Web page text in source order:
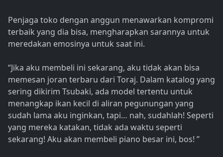
Penjaga toko dengan anggun menawarkan kompromi
terbaik yang dia bisa, mengharapkan sarannya untuk
meredakan emosinya untuk saat ini.
“Jika aku membeli ini sekarang, aku tidak akan bisa
memesan joran terbaru dari Toraj. Dalam katalog yang
sering dikirim Tsubaki, ada model tertentu untuk
menangkap ikan kecil di aliran pegunungan yang
sudah lama aku inginkan, tapi… nah, sudahlah! Seperti
yang mereka katakan, tidak ada waktu seperti
sekarang! Aku akan membeli piano besar ini, bos! ”